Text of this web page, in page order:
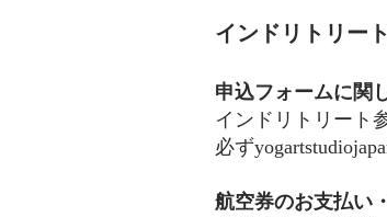
インドリトリー
申込フォームに関
インドリトリート
必ず
航空券のお支払い